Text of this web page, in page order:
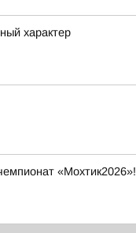
характер
«Мохтик2026»!